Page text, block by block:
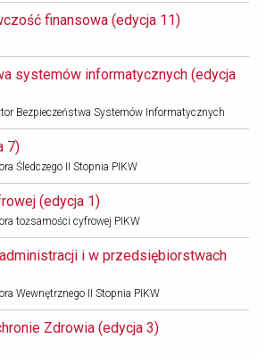
finansowa (edycja 11)
systemów informatycznych (edycja
Bezpieczeństwa Systemów Informatycznych
7)
Śledczego II Stopnia PIKW
(edycja 1)
tożsamości cyfrowej PIKW
i w przedsiębiorstwach
Wewnętrznego II Stopnia PIKW
Zdrowia (edycja 3)